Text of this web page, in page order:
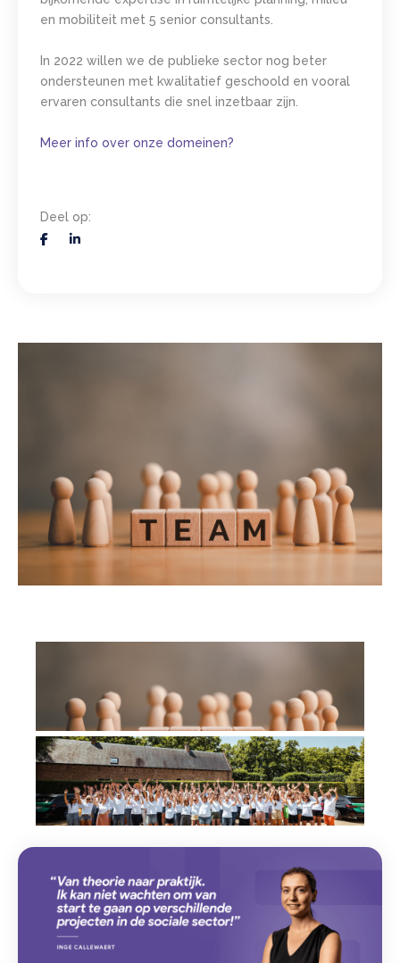
en mobiliteit met 5 senior consultants.
In 2022 willen we de publieke sector nog beter
ondersteunen met kwalitatief geschoold en vooral
ervaren consultants die snel inzetbaar zijn.
Meer info over onze domeinen?
Deel op:
Vorige
Next
Lorem ipsum